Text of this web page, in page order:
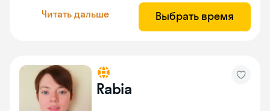
Читать дальше Выбрать время
Rabia